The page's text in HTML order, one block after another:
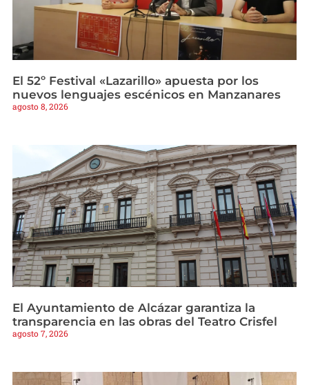
El 52º Festival «Lazarillo» apuesta por los
nuevos lenguajes escénicos en Manzanares
agosto 8, 2026
El Ayuntamiento de Alcázar garantiza la
transparencia en las obras del Teatro Crisfel
agosto 7, 2026